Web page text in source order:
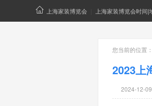
上海家装博览会 上海家装博览会时间|
您当前的位置：
2023上
2024-12-